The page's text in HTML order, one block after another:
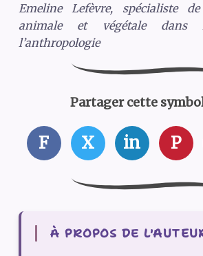
Emeline Lefèvre, spécialiste
animale et végétale
l’anthropologie
Partager cette
F X in P
À PROPOS DE